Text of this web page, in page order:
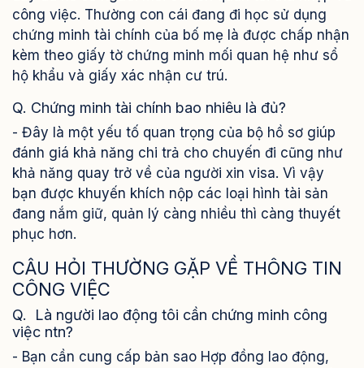
công việc. Thường con cái đang đi học sử dụng
chứng minh tài chính của bố mẹ là được chấp nhận
kèm theo giấy tờ chứng minh mối quan hệ như sổ
hộ khẩu và giấy xác nhận cư trú.
Q. Chứng minh tài chính bao nhiêu là đủ?
- Đây là một yếu tố quan trọng của bộ hồ sơ giúp
đánh giá khả năng chi trả cho chuyến đi cũng như
khả năng quay trở về của người xin visa. Vì vậy
bạn được khuyến khích nộp các loại hình tài sản
đang nắm giữ, quản lý càng nhiều thì càng thuyết
phục hơn.
CÂU HỎI THƯỜNG GẶP VỀ THÔNG TIN
CÔNG VIỆC
Q. Là người lao động tôi cần chứng minh công
việc ntn?
- Bạn cần cung cấp bản sao Hợp đồng lao động,